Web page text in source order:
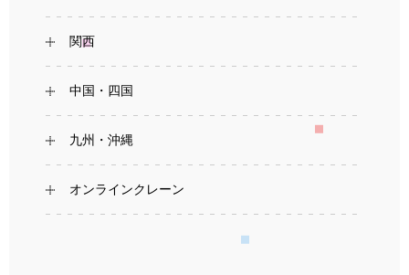
関西
中国・四国
九州・沖縄
オンラインクレーン